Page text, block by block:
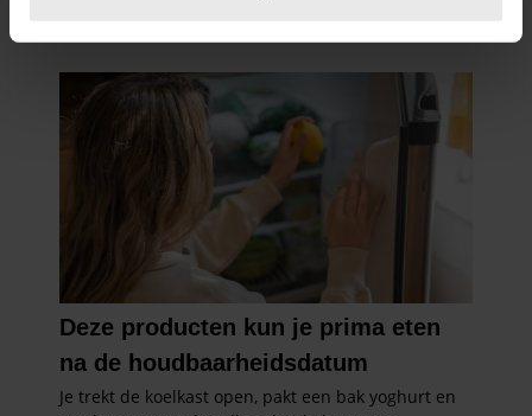
intrekken in de Cookieverklaring.
We gebruiken cookies om content en advertenties te
personaliseren, om functies voor social media te bieden
en om ons websiteverkeer te analyseren. Ook delen we
informatie over uw gebruik van onze site met onze
partners voor social media, adverteren en analyse. Deze
partners kunnen deze gegevens combineren met andere
informatie die u aan ze heeft verstrekt of die ze hebben
verzameld op basis van uw gebruik van hun services. U
gaat akkoord met onze cookies als u onze website blijft
gebruiken.